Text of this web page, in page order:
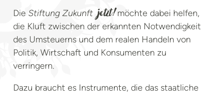
Die Stiftung Zukunft jetzt!möchte dabei helfen,
die Kluft zwischen der erkannten Notwendigkeit
des Umsteuerns und dem realen Handeln von
Politik, Wirtschaft und Konsumenten zu
verringern.
Dazu braucht es Instrumente, die das staatliche